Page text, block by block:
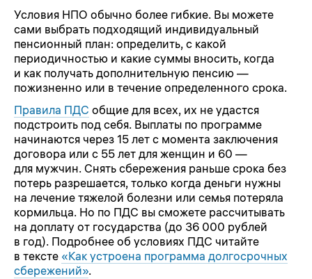
Условия НПО обычно более гибкие. Вы можете
сами выбрать подходящий индивидуальный
пенсионный план: определить, с какой
периодичностью и какие суммы вносить, когда
и как получать дополнительную пенсию —
пожизненно или в течение определенного срока.
Правила ПДС общие для всех, их не удастся
подстроить под себя. Выплаты по программе
начинаются через 15 лет с момента заключения
договора или с 55 лет для женщин и 60 —
для мужчин. Снять сбережения раньше срока без
потерь разрешается, только когда деньги нужны
на лечение тяжелой болезни или семья потеряла
кормильца. Но по ПДС вы сможете рассчитывать
на доплату от государства (до 36 000 рублей
в год). Подробнее об условиях ПДС читайте
в тексте «Как устроена программа долгосрочных
сбережений».